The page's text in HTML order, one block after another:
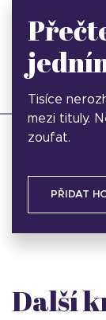
Tisíce
mezi tituly.
zoufat.
PŘIDAT
Další